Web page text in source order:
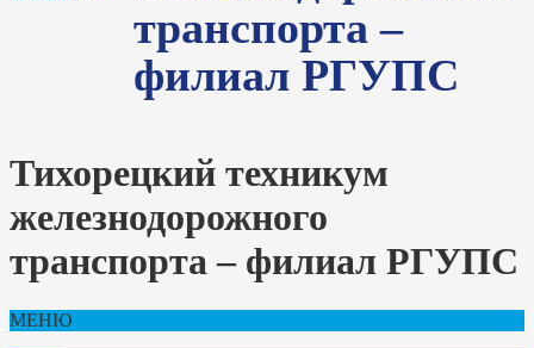
транспорта –
филиал РГУПС
Тихорецкий техникум
железнодорожного
транспорта – филиал РГУПС
МЕНЮ